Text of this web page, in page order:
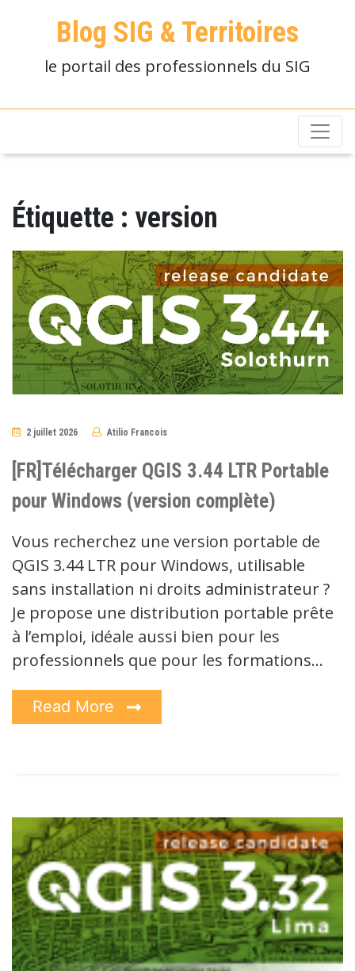
Blog SIG & Territoires
le portail des professionnels du SIG
Étiquette : version
2 juillet 2026 Atilio Francois
[FR]Télécharger QGIS 3.44 LTR Portable
pour Windows (version complète)
Vous recherchez une version portable de
QGIS 3.44 LTR pour Windows, utilisable
sans installation ni droits administrateur ?
Je propose une distribution portable prête
à l’emploi, idéale aussi bien pour les
professionnels que pour les formations…
Read More